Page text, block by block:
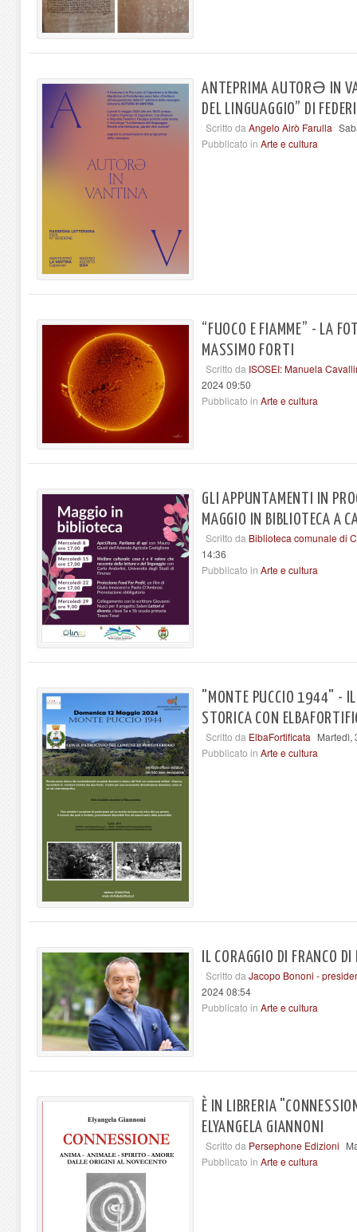
ANTEPRIMA AUTORƏ IN
DEL LINGUAGGIO” DI
Scritto da Angelo Airò Farulla
Pubblicato in Arte e cultura
“FUOCO E FIAMME” - LA
MASSIMO FORTI
Scritto da ISOSEI: Manuela
2024 09:50
Pubblicato in Arte e cultura
GLI APPUNTAMENTI IN
MAGGIO IN BIBLIOTECA A
Scritto da Biblioteca comunale di
14:36
Pubblicato in Arte e cultura
"MONTE PUCCIO 1944" -
STORICA CON
Scritto da ElbaFortificata Martedì,
Pubblicato in Arte e cultura
IL CORAGGIO DI FRANCO DI
Scritto da Jacopo Bononi -
2024 08:54
Pubblicato in Arte e cultura
È IN LIBRERIA
ELYANGELA GIANNONI
Scritto da Persephone Edizioni
Pubblicato in Arte e cultura